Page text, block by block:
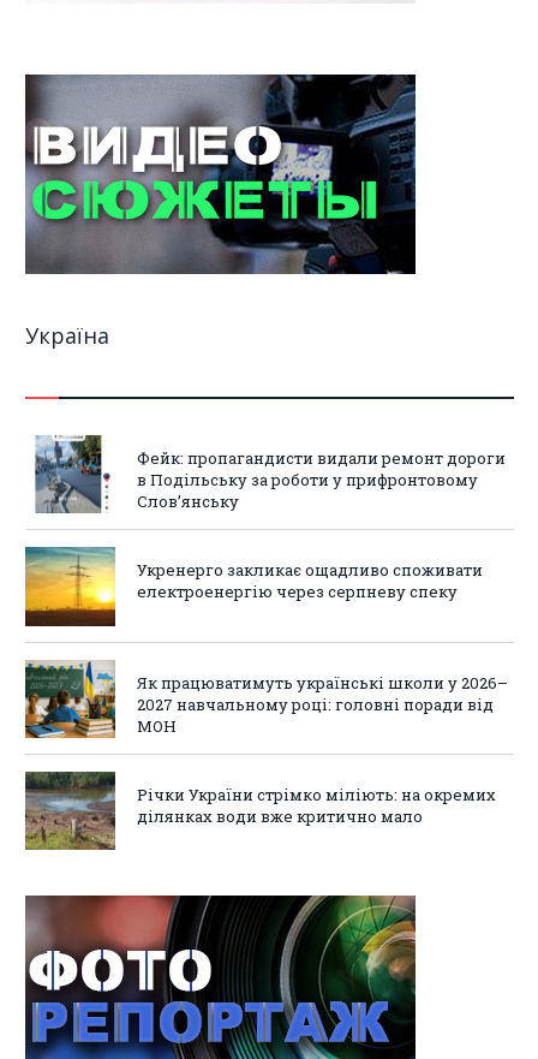
Україна
Фейк: пропагандисти видали ремонт дороги
в Подільську за роботи у прифронтовому
Слов’янську
Укренерго закликає ощадливо споживати
електроенергію через серпневу спеку
Як працюватимуть українські школи у 2026–
2027 навчальному році: головні поради від
МОН
Річки України стрімко міліють: на окремих
ділянках води вже критично мало